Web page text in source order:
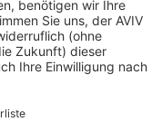
Raumklima,
unsachgemäßer